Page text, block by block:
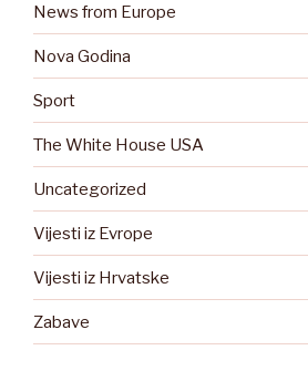
News from Europe
Nova Godina
Sport
The White House USA
Uncategorized
Vijesti iz Evrope
Vijesti iz Hrvatske
Zabave